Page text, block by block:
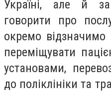
Україні, але й
говорити про
окремо
переміщувати
установами,
до поліклініки та